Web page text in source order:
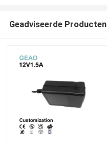
Geadviseerde Producten